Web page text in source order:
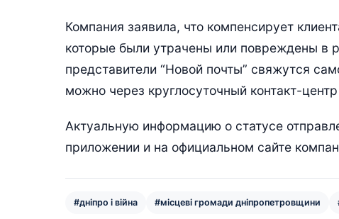
Компания заявила, что компенсирует
которые были утрачены или повреждены в
представители “Новой почты” свяжутся
можно через круглосуточный контакт-
Актуальную информацию о статусе
приложении и на официальном сайте
#дніпро і війна #місцеві громади дніпропетровщини